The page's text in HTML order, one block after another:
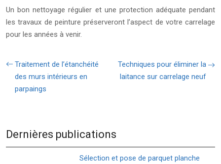
Un bon nettoyage régulier et une protection adéquate pendant
les travaux de peinture préserveront l’aspect de votre carrelage
pour les années à venir.
Traitement de l’étanchéité
des murs intérieurs en
parpaings
Techniques pour éliminer la
laitance sur carrelage neuf
Dernières publications
Sélection et pose de parquet planche